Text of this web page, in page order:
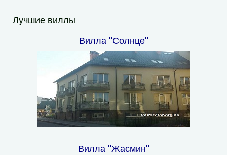
Лучшие виллы
Вилла "Солнце"
Вилла "Жасмин"